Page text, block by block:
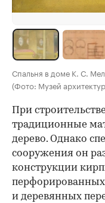
Спальня в доме К. С.
(Фото: Музей
При
традиционные
дерево. Однако
сооружения он
конструкции
и деревянных